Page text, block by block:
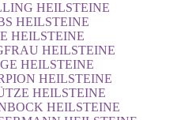
HEILSTEINE
HEILSTEINE
HEILSTEINE
HEILSTEINE
HEILSTEINE
HEILSTEINE
HEILSTEINE
HEILSTEINE